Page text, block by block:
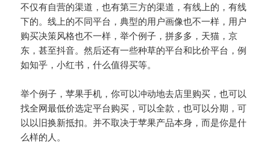
不仅有自营的渠道，也有第三方的渠道，有线上的，有线
下的。线上的不同平台，典型的用户画像也不一样，用户
购买决策风格也不一样，举个例子，拼多多，天猫，京
东，甚至抖音。然后还有一些种草的平台和比价平台，例
如知乎，小红书，什么值得买等。
举个例子，苹果手机，你可以冲动地去店里购买，也可以
找全网最低价选定平台购买，可以全款，也可以分期，可
以以旧换新抵扣。并不取决于苹果产品本身，而是你是什
么样的人。